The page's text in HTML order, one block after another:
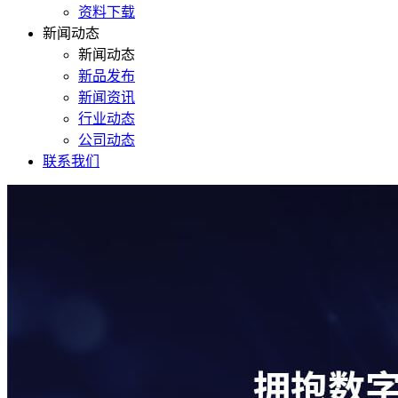
资料下载
新闻动态
新闻动态
新品发布
新闻资讯
行业动态
公司动态
联系我们